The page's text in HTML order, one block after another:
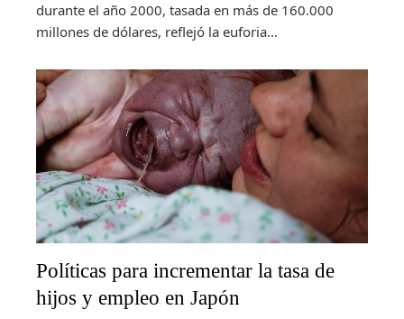
durante el año 2000, tasada en más de 160.000
millones de dólares, reflejó la euforia...
Políticas para incrementar la tasa de
hijos y empleo en Japón